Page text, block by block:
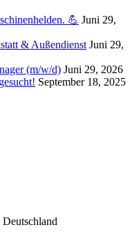
💪 Juni 29,
& Außendienst Juni 29,
(m/w/d) Juni 29, 2026
September 18, 2025